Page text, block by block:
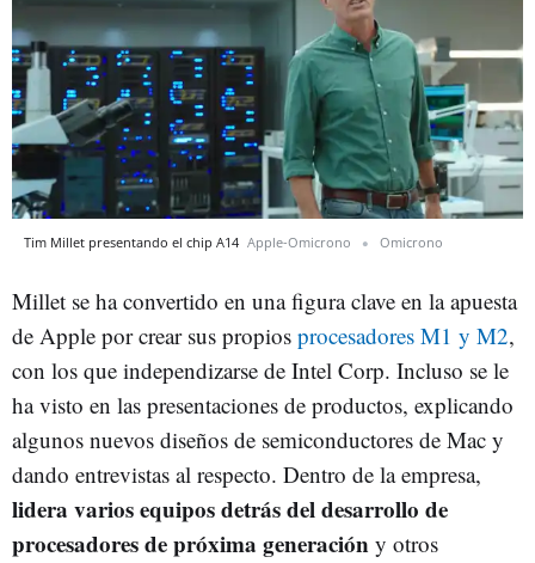
Tim Millet presentando el chip A14 Apple-Omicrono Omicrono
Millet se ha convertido en una figura clave en la apuesta
de Apple por crear sus propios procesadores M1 y M2,
con los que independizarse de Intel Corp. Incluso se le
ha visto en las presentaciones de productos, explicando
algunos nuevos diseños de semiconductores de Mac y
dando entrevistas al respecto. Dentro de la empresa,
lidera varios equipos detrás del desarrollo de
procesadores de próxima generación y otros